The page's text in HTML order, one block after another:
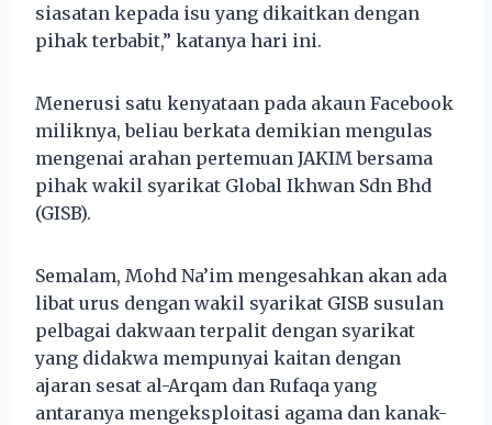
siasatan kepada isu yang dikaitkan dengan
pihak terbabit,” katanya hari ini.
Menerusi satu kenyataan pada akaun Facebook
miliknya, beliau berkata demikian mengulas
mengenai arahan pertemuan JAKIM bersama
pihak wakil syarikat Global Ikhwan Sdn Bhd
(GISB).
Semalam, Mohd Na’im mengesahkan akan ada
libat urus dengan wakil syarikat GISB susulan
pelbagai dakwaan terpalit dengan syarikat
yang didakwa mempunyai kaitan dengan
ajaran sesat al-Arqam dan Rufaqa yang
antaranya mengeksploitasi agama dan kanak-